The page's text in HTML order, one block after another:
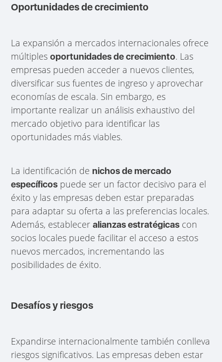
Oportunidades de crecimiento
La expansión a mercados internacionales ofrece
múltiplesoportunidades de crecimiento. Las
empresas pueden acceder a nuevos clientes,
diversificar sus fuentes de ingreso y aprovechar
economías de escala. Sin embargo, es
importante realizar un análisis exhaustivo del
mercado objetivo para identificar las
oportunidades más viables.
La identificación denichos de mercado
específicos puede ser un factor decisivo para el
éxito y las empresas deben estar preparadas
para adaptar su oferta a las preferencias locales.
Además, estableceralianzas estratégicas con
socios locales puede facilitar el acceso a estos
nuevos mercados, incrementando las
posibilidades de éxito.
Desafíos y riesgos
Expandirse internacionalmente también conlleva
riesgos significativos. Las empresas deben estar